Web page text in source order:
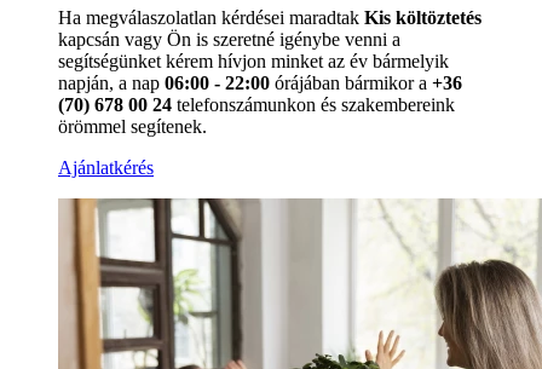
Ha megválaszolatlan kérdései maradtak Kis költöztetés
kapcsán vagy Ön is szeretné igénybe venni a
segítségünket kérem hívjon minket az év bármelyik
napján, a nap 06:00 - 22:00 órájában bármikor a +36
(70) 678 00 24 telefonszámunkon és szakembereink
örömmel segítenek.
Ajánlatkérés